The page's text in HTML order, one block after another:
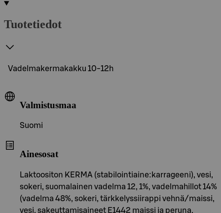
Tuotetiedot
Vadelmakermakakku 10-12h
Valmistusmaa
Suomi
Ainesosat
Laktoositon KERMA (stabilointiaine:karrageeni), vesi,
sokeri, suomalainen vadelma 12, 1%, vadelmahillot 14%
(vadelma 48%, sokeri, tärkkelyssiirappi vehnä/maissi,
vesi, sakeuttamisaineet E1442 maissi ja peruna,